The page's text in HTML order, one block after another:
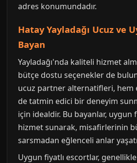
adres konumundadır.
Hatay Yayladağı Ucuz ve
Bayan
Yayladağı'nda kaliteli hizmet
bütçe dostu seçenekler de
ucuz partner alternatifleri, hem
de tatmin edici bir deneyim
için idealdir. Bu bayanlar,
hizmet sunarak, misafirlerinin
sarsmadan eğlenceli anlar
Uygun fiyatlı escortlar,